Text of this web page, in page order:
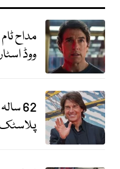
مداح
ووڈ
62